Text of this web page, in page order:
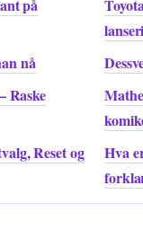
på
nå
Raske
Reset og
Hva